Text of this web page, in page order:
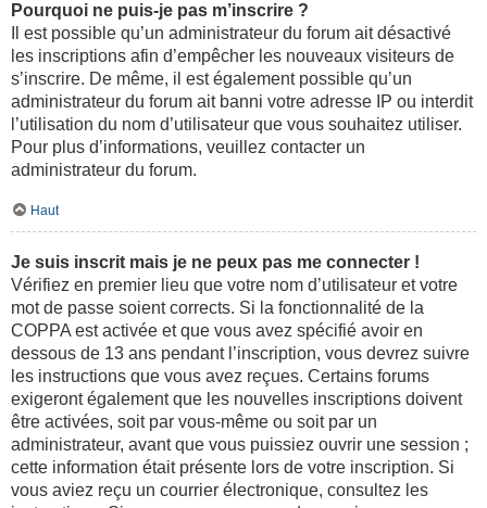
Pourquoi ne puis-je pas m’inscrire ?
Il est possible qu’un administrateur du forum ait désactivé
les inscriptions afin d’empêcher les nouveaux visiteurs de
s’inscrire. De même, il est également possible qu’un
administrateur du forum ait banni votre adresse IP ou interdit
l’utilisation du nom d’utilisateur que vous souhaitez utiliser.
Pour plus d’informations, veuillez contacter un
administrateur du forum.
Haut
Je suis inscrit mais je ne peux pas me connecter !
Vérifiez en premier lieu que votre nom d’utilisateur et votre
mot de passe soient corrects. Si la fonctionnalité de la
COPPA est activée et que vous avez spécifié avoir en
dessous de 13 ans pendant l’inscription, vous devrez suivre
les instructions que vous avez reçues. Certains forums
exigeront également que les nouvelles inscriptions doivent
être activées, soit par vous-même ou soit par un
administrateur, avant que vous puissiez ouvrir une session ;
cette information était présente lors de votre inscription. Si
vous aviez reçu un courrier électronique, consultez les